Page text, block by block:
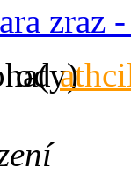
zraz
od